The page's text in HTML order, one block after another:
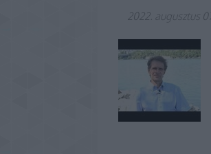
2022. augusztus 07.